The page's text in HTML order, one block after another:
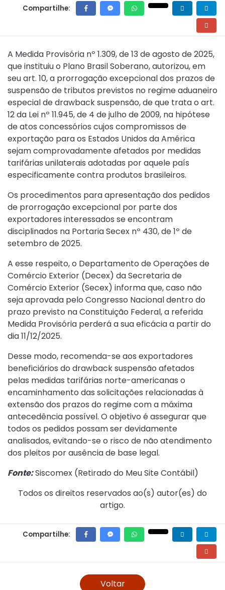
Compartilhe:
A Medida Provisória nº 1.309, de 13 de agosto de 2025,
que instituiu o Plano Brasil Soberano, autorizou, em
seu art. 10, a prorrogação excepcional dos prazos de
suspensão de tributos previstos no regime aduaneiro
especial de drawback suspensão, de que trata o art.
12 da Lei nº 11.945, de 4 de julho de 2009, na hipótese
de atos concessórios cujos compromissos de
exportação para os Estados Unidos da América
sejam comprovadamente afetados por medidas
tarifárias unilaterais adotadas por aquele país
especificamente contra produtos brasileiros.
Os procedimentos para apresentação dos pedidos
de prorrogação excepcional por parte dos
exportadores interessados se encontram
disciplinados na Portaria Secex nº 430, de 1º de
setembro de 2025.
A esse respeito, o Departamento de Operações de
Comércio Exterior (Decex) da Secretaria de
Comércio Exterior (Secex) informa que, caso não
seja aprovada pelo Congresso Nacional dentro do
prazo previsto na Constituição Federal, a referida
Medida Provisória perderá a sua eficácia a partir do
dia 11/12/2025.
Desse modo, recomenda-se aos exportadores
beneficiários do drawback suspensão afetados
pelas medidas tarifárias norte-americanas o
encaminhamento das solicitações relacionadas à
extensão dos prazos do regime com a máxima
antecedência possível. O objetivo é assegurar que
todos os pedidos possam ser devidamente
analisados, evitando-se o risco de não atendimento
dos pleitos por ausência de base legal.
Fonte:Siscomex (Retirado do Meu Site Contábil)
Todos os direitos reservados ao(s) autor(es) do
artigo.
Compartilhe:
Voltar